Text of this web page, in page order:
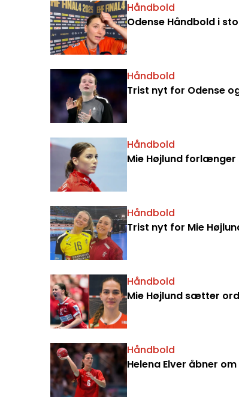
Håndbold
Odense Håndbold i
Håndbold
Trist nyt for Odense
Håndbold
Mie Højlund forlænger
Håndbold
Trist nyt for Mie
Håndbold
Mie Højlund sætter
Håndbold
Helena Elver åbner